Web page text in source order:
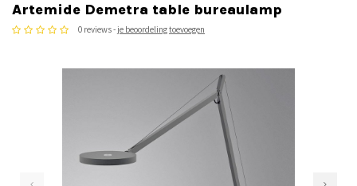
Artemide Demetra table bureaulamp
0 reviews - je beoordeling toevoegen